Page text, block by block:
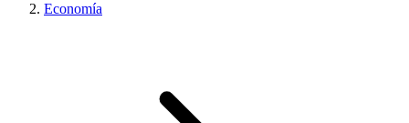
Economía